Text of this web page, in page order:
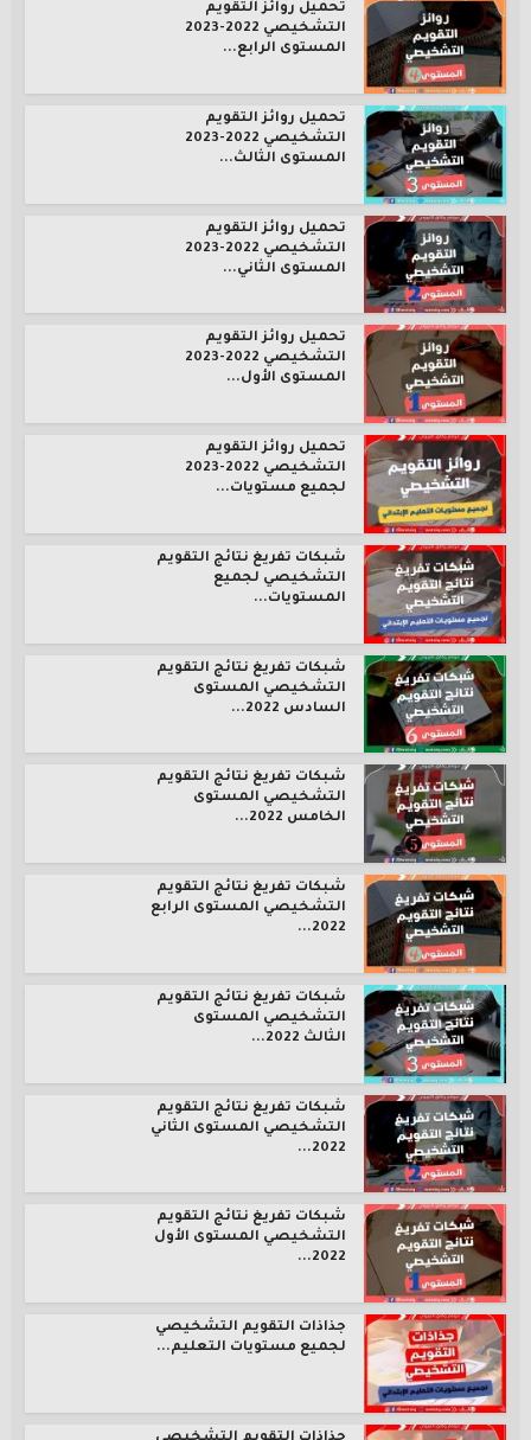
تحميل روائز التقويم
التشخيصي 2022-2023
المستوى الرابع...
تحميل روائز التقويم
التشخيصي 2022-2023
المستوى الثالث...
تحميل روائز التقويم
التشخيصي 2022-2023
المستوى الثاني...
تحميل روائز التقويم
التشخيصي 2022-2023
المستوى الأول...
تحميل روائز التقويم
التشخيصي 2022-2023
لجميع مستويات...
شبكات تفريغ نتائج التقويم
التشخيصي لجميع
المستويات...
شبكات تفريغ نتائج التقويم
التشخيصي المستوى
السادس 2022...
شبكات تفريغ نتائج التقويم
التشخيصي المستوى
الخامس 2022...
شبكات تفريغ نتائج التقويم
التشخيصي المستوى الرابع
2022...
شبكات تفريغ نتائج التقويم
التشخيصي المستوى
الثالث 2022...
شبكات تفريغ نتائج التقويم
التشخيصي المستوى الثاني
2022...
شبكات تفريغ نتائج التقويم
التشخيصي المستوى الأول
2022...
جذاذات التقويم التشخيصي
لجميع مستويات التعليم...